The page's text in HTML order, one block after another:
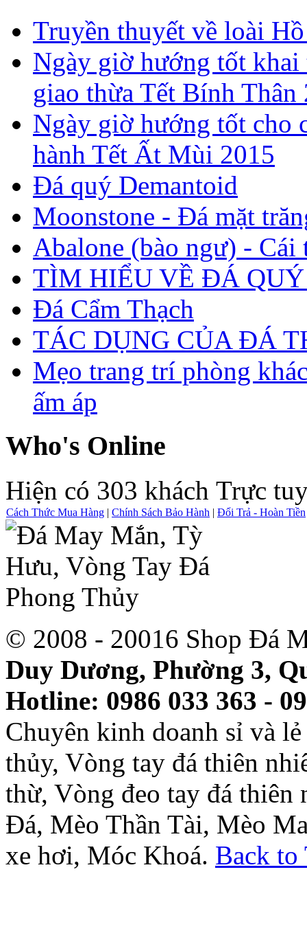
Truyền thuyết về loài
Ngày giờ hướng tốt
giao thừa Tết Bính Thân
Ngày giờ hướng tốt cho
hành Tết Ất Mùi 2015
Đá quý Demantoid
Moonstone - Đá mặt
Abalone (bào ngư) - Cái
TÌM HIỂU VỀ ĐÁ QUÝ
Đá Cẩm Thạch
TÁC DỤNG CỦA ĐÁ
Mẹo trang trí phòng
ấm áp
Who's Online
Hiện có 303 khách Trực
Cách Thức Mua Hàng | Chính Sách Bảo Hành | Đổi Trả - Hoàn Tiền
© 2008 - 20016 Shop Đá
Duy Dương, Phường 3,
Hotline: 0986 033 363 -
Chuyên kinh doanh sỉ và
thủy, Vòng tay đá thiên
thừ, Vòng đeo tay đá thiên
Đá, Mèo Thần Tài, Mèo
xe hơi, Móc Khoá. Back to